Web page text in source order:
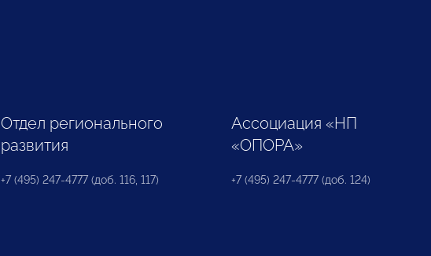
Отдел регионального
развития
+7 (495) 247-4777 (доб. 116, 117)
Ассоциация «НП
«ОПОРА»
+7 (495) 247-4777 (доб. 124)